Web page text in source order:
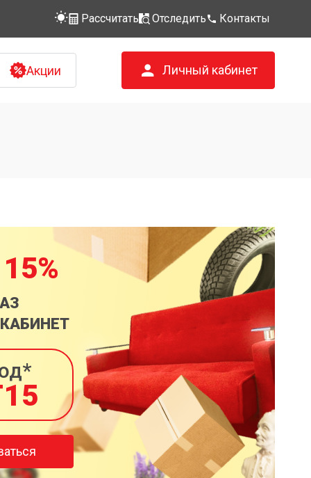
Рассчитать Отследить Контакты
Акции Личный кабинет